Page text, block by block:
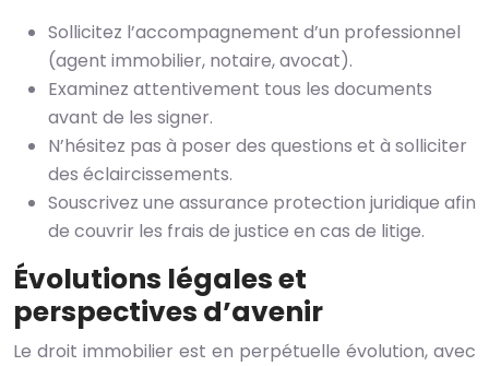
Sollicitez l’accompagnement d’un professionnel
(agent immobilier, notaire, avocat).
Examinez attentivement tous les documents
avant de les signer.
N’hésitez pas à poser des questions et à solliciter
des éclaircissements.
Souscrivez une assurance protection juridique afin
de couvrir les frais de justice en cas de litige.
Évolutions légales et
perspectives d’avenir
Le droit immobilier est en perpétuelle évolution, avec